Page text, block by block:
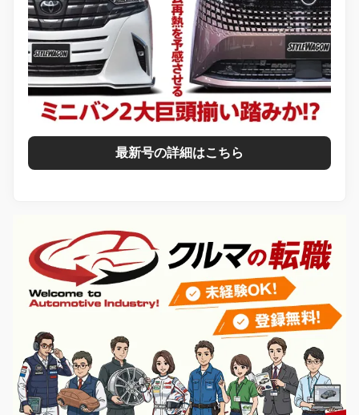
最新号の詳細はこちら